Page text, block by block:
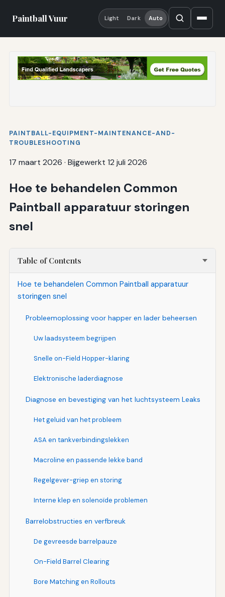
Paintball Vuur Light Dark Auto
PAINTBALL-EQUIPMENT-MAINTENANCE-AND-
TROUBLESHOOTING
17 maart 2026 · Bijgewerkt 12 juli 2026
Hoe te behandelen Common
Paintball apparatuur storingen
snel
Table of Contents
Hoe te behandelen Common Paintball apparatuur
storingen snel
Probleemoplossing voor happer en lader beheersen
Uw laadsysteem begrijpen
Snelle on-Field Hopper-klaring
Elektronische laderdiagnose
Diagnose en bevestiging van het luchtsysteem Leaks
Het geluid van het probleem
ASA en tankverbindingslekken
Macroline en passende lekke band
Regelgever-griep en storing
Interne klep en solenoïde problemen
Barrelobstructies en verfbreuk
De gevreesde barrelpauze
On-Field Barrel Clearing
Bore Matching en Rollouts